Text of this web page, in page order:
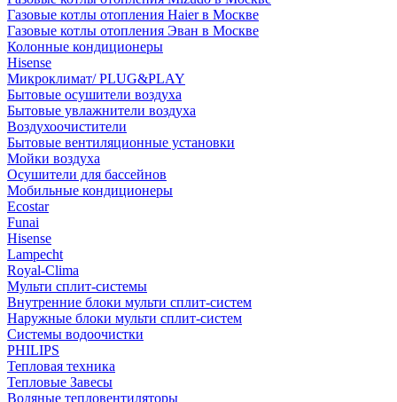
Газовые котлы отопления Haier в Москве
Газовые котлы отопления Эван в Москве
Колонные кондиционеры
Hisense
Микроклимат/ PLUG&PLAY
Бытовые осушители воздуха
Бытовые увлажнители воздуха
Воздухоочистители
Бытовые вентиляционные установки
Мойки воздуха
Осушители для бассейнов
Мобильные кондиционеры
Ecostar
Funai
Hisense
Lampecht
Royal-Clima
Мульти сплит-системы
Внутренние блоки мульти сплит-систем
Наружные блоки мульти сплит-систем
Системы водоочистки
PHILIPS
Тепловая техника
Тепловые Завесы
Водяные тепловентиляторы